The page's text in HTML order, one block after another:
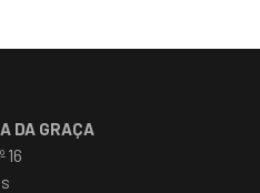
DA GRAÇA
16